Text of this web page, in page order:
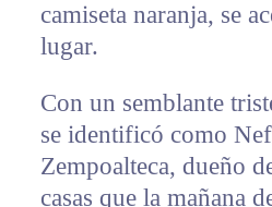
camiseta naranja, se
lugar.
Con un semblante
se identificó como
Zempoalteca, dueño
casas que la mañana